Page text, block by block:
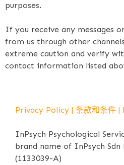
purposes.
If you receive any messages
from us through other
extreme caution and verify
contact information listed
Privacy Policy | 条款和条件 |
InPsych Psychological
brand name of InPsych Sdn
(1133039-A)